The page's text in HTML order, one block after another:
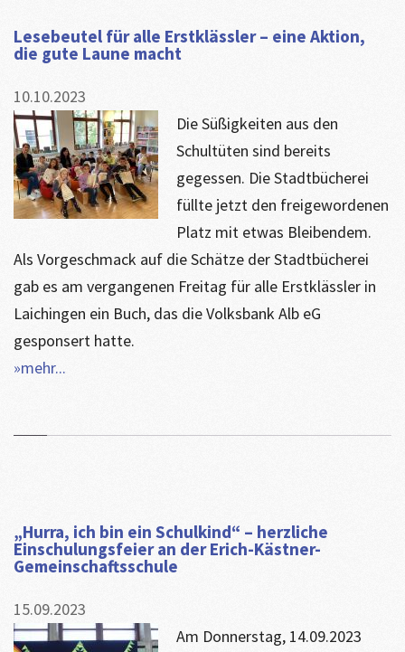
Lesebeutel für alle Erstklässler – eine Aktion,
die gute Laune macht
10.10.2023
Die Süßigkeiten aus den
Schultüten sind bereits
gegessen. Die Stadtbücherei
füllte jetzt den freigewordenen
Platz mit etwas Bleibendem.
Als Vorgeschmack auf die Schätze der Stadtbücherei
gab es am vergangenen Freitag für alle Erstklässler in
Laichingen ein Buch, das die Volksbank Alb eG
gesponsert hatte.
»mehr...
„Hurra, ich bin ein Schulkind“ – herzliche
Einschulungsfeier an der Erich-Kästner-
Gemeinschaftsschule
15.09.2023
Am Donnerstag, 14.09.2023